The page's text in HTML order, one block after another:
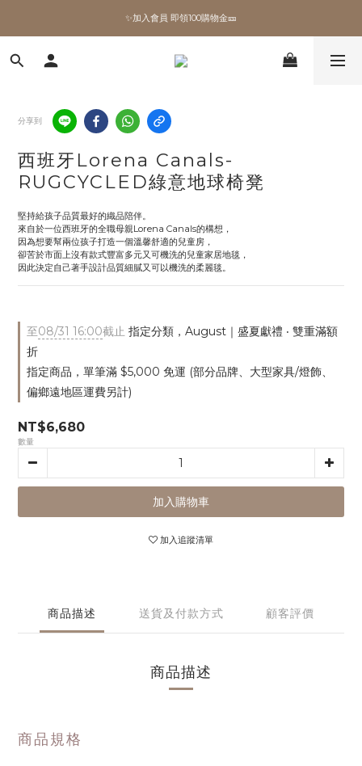
✨加入會員 即領100購物金🎫
✨加入會員 即領100購物金🎫
全館滿額現折🔥
✨加入會員 即領100購物金🎫
分享到
西班牙Lorena Canals-
RUGCYCLED綠意地球椅凳
堅持給孩子品質最好的織品陪伴。
來自於一位西班牙的全職母親Lorena Canals的構想，
因為想要幫兩位孩子打造一個溫馨舒適的兒童房，
卻苦於市面上沒有款式豐富多元又可機洗的兒童家居地毯，
因此決定自己著手設計品質細膩又可以機洗的柔麗毯。
至08/31 16:00截止 指定分類，August｜盛夏獻禮 ‧ 雙重滿額
折
指定商品，單筆滿 $5,000 免運 (部分品牌、大型家具/燈飾、
偏鄉遠地區運費另計)
NT$6,680
數量
加入購物車
加入追蹤清單
商品描述 送貨及付款方式 顧客評價
商品描述
商品規格